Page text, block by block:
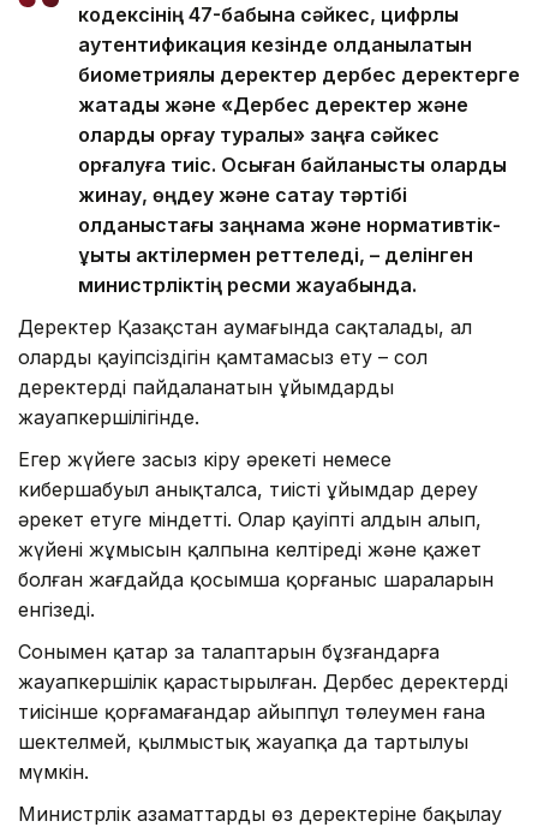
кодексінің 47-бабына сәйкес, цифрлық
аутентификация кезінде қолданылатын
биометриялық деректер дербес деректерге
жатады және «Дербес деректер және
оларды қорғау туралы» заңға сәйкес
қорғалуға тиіс. Осыған байланысты оларды
жинау, өңдеу және сақтау тәртібі
қолданыстағы заңнама және нормативтік-
құқықтық актілермен реттеледі, – делінген
министрліктің ресми жауабында.
Деректер Қазақстан аумағында сақталады, ал
олардың қауіпсіздігін қамтамасыз ету – сол
деректерді пайдаланатын ұйымдардың
жауапкершілігінде.
Егер жүйеге заңсыз кіру әрекеті немесе
кибершабуыл анықталса, тиісті ұйымдар дереу
әрекет етуге міндетті. Олар қауіптің алдын алып,
жүйенің жұмысын қалпына келтіреді және қажет
болған жағдайда қосымша қорғаныс шараларын
енгізеді.
Сонымен қатар заң талаптарын бұзғандарға
жауапкершілік қарастырылған. Дербес деректерді
тиісінше қорғамағандар айыппұл төлеумен ғана
шектелмей, қылмыстық жауапқа да тартылуы
мүмкін.
Министрлік азаматтардың өз деректеріне бақылау